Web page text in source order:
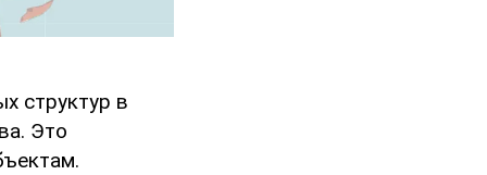
структур в
Это